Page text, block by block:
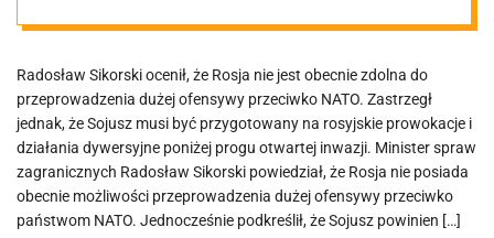
przeciw NATO
Radosław Sikorski ocenił, że Rosja nie jest obecnie zdolna do
przeprowadzenia dużej ofensywy przeciwko NATO. Zastrzegł
jednak, że Sojusz musi być przygotowany na rosyjskie prowokacje i
działania dywersyjne poniżej progu otwartej inwazji. Minister spraw
zagranicznych Radosław Sikorski powiedział, że Rosja nie posiada
obecnie możliwości przeprowadzenia dużej ofensywy przeciwko
państwom NATO. Jednocześnie podkreślił, że Sojusz powinien […]